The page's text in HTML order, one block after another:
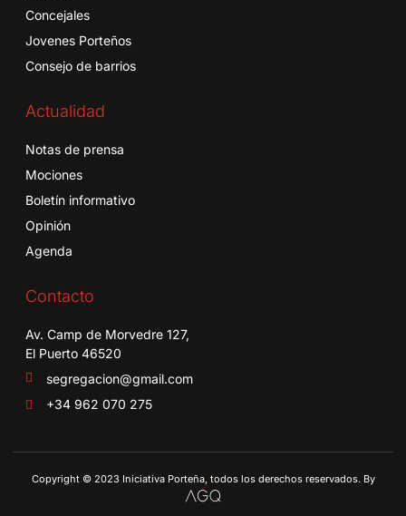
Concejales
Jovenes Porteños
Consejo de barrios
Actualidad
Notas de prensa
Mociones
Boletín informativo
Opinión
Agenda
Contacto
Av. Camp de Morvedre 127,
El Puerto 46520
segregacion@gmail.com
+34 962 070 275
Copyright © 2023 Iniciativa Porteña, todos los derechos reservados. By